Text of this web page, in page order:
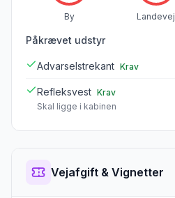
By Landevej
Påkrævet udstyr
Advarselstrekant Krav
Refleksvest Krav
Skal ligge i kabinen
Vejafgift & Vignetter